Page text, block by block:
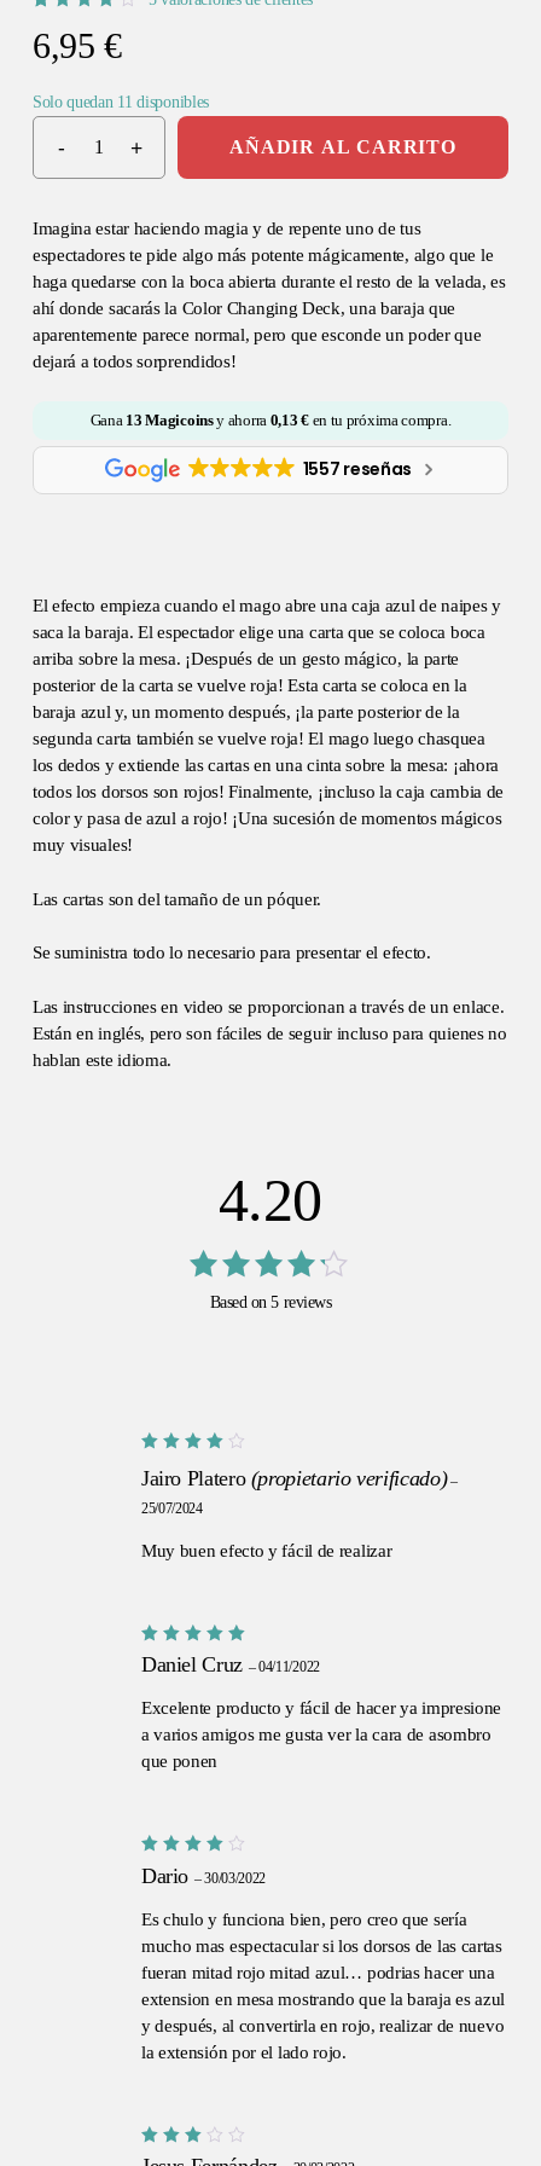
con
4.20de
valoraciones
de
6,95€
Solo quedan 11 disponibles
AÑADIR AL CARRITO
Imagina estar haciendo magia y de repente uno de tus
espectadores te pide algo más potente mágicamente, algo que le
haga quedarse con la boca abierta durante el resto de la velada, es
ahí donde sacarás la Color Changing Deck, una baraja que
aparentemente parece normal, pero que esconde un poder que
dejará a todos sorprendidos!
Gana 13 Magicoinsy ahorra 0,13€en tu próxima compra.
1557 reseñas
El efecto empieza cuando el mago abre una caja azul de naipes y
saca la baraja. El espectador elige una carta que se coloca boca
arriba sobre la mesa. ¡Después de un gesto mágico, la parte
posterior de la carta se vuelve roja! Esta carta se coloca en la
baraja azul y, un momento después, ¡la parte posterior de la
segunda carta también se vuelve roja! El mago luego chasquea
los dedos y extiende las cartas en una cinta sobre la mesa: ¡ahora
todos los dorsos son rojos! Finalmente, ¡incluso la caja cambia de
color y pasa de azul a rojo! ¡Una sucesión de momentos mágicos
muy visuales!
Las cartas son del tamaño de un póquer.
Se suministra todo lo necesario para presentar el efecto.
Las instrucciones en video se proporcionan a través de un enlace.
Están en inglés, pero son fáciles de seguir incluso para quienes no
hablan este idioma.
4.20
Valorado
Based on 5 reviews
con4
Jairo Platero (propietario verificado)–
25/07/2024
Muy buen efecto y fácil de realizar
Valorado
con5de
Daniel Cruz –04/11/2022
Excelente producto y fácil de hacer ya impresione
a varios amigos me gusta ver la cara de asombro
que ponen
Valorado
con 4
Dario –30/03/2022
Es chulo y funciona bien, pero creo que sería
mucho mas espectacular si los dorsos de las cartas
fueran mitad rojo mitad azul… podrias hacer una
extension en mesa mostrando que la baraja es azul
y después, al convertirla en rojo, realizar de nuevo
la extensión por el lado rojo.
Valorado